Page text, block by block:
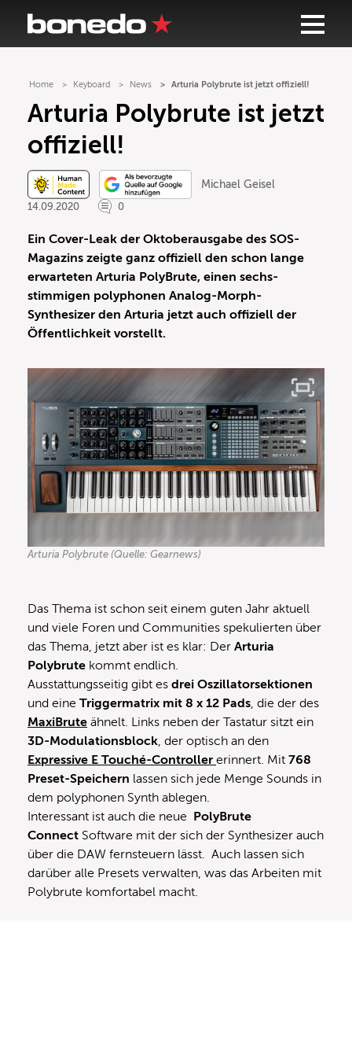
Home Keyboard News Arturia Polybrute ist jetzt offiziell!
Arturia Polybrute ist jetzt
offiziell!
Michael Geisel
14.09.2020
0
Ein Cover-Leak der Oktoberausgabe des SOS-
Magazins zeigte ganz offiziell den schon lange
erwarteten Arturia PolyBrute, einen sechs-
stimmigen polyphonen Analog-Morph-
Synthesizer den Arturia jetzt auch offiziell der
Öffentlichkeit vorstellt.
Arturia Polybrute (Quelle: Gearnews)
Das Thema ist schon seit einem guten Jahr aktuell
und viele Foren und Communities spekulierten über
das Thema, jetzt aber ist es klar: Der Arturia
Polybrute kommt endlich.
Ausstattungsseitig gibt es drei Oszillatorsektionen
und eine Triggermatrix mit 8 x 12 Pads, die der des
MaxiBrute ähnelt. Links neben der Tastatur sitzt ein
3D-Modulationsblock, der optisch an den
Expressive E Touché-Controller erinnert. Mit 768
Preset-Speichern lassen sich jede Menge Sounds in
dem polyphonen Synth ablegen.
Interessant ist auch die neue PolyBrute
Connect Software mit der sich der Synthesizer auch
über die DAW fernsteuern lässt. Auch lassen sich
darüber alle Presets verwalten, was das Arbeiten mit
Polybrute komfortabel macht.